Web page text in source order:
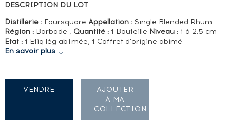
DESCRIPTION DU LOT
Distillerie :Foursquare Appellation :Single Blended Rhum
Région : Barbade , Quantité :1 Bouteille Niveau :1 à 2.5 cm
Etat :1 Etiq lég abîmée, 1 Coffret d'origine abimé
En savoir plus
VENDRE
AJOUTER
À MA
COLLECTION